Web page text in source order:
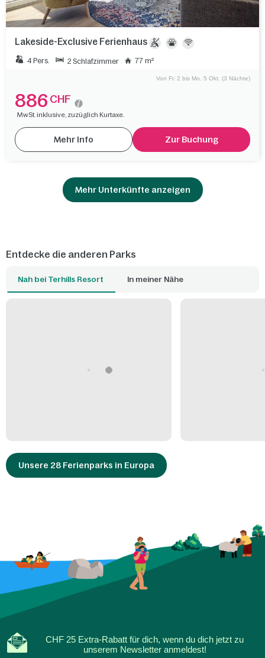
Lakeside-Exclusive Ferienhaus
4 Pers. 2 Schlafzimmer 77 m²
Von Fr. 2 bis Mo. 5 Okt. (3 Nächte)
886 CHF
MwSt. inklusive, zuzüglich Kurtaxe.
Mehr Info Zur Buchung
Mehr Unterkünfte anzeigen
Entdecke die anderen Parks
Nah bei Terhills Resort In meiner Nähe
Unsere 28 Ferienparks in Europa
CHF 25 Extra-Rabatt für dich, wenn du dich jetzt zu
unserem Newsletter anmeldest!